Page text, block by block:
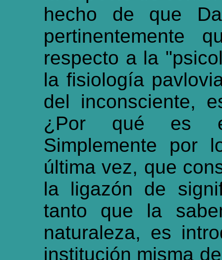
hecho de que
pertinentemente
respecto a la
la fisiología
del inconsciente,
¿Por qué es
Simplemente por
última vez, que
la ligazón de
tanto que la
naturaleza, es
institución misma